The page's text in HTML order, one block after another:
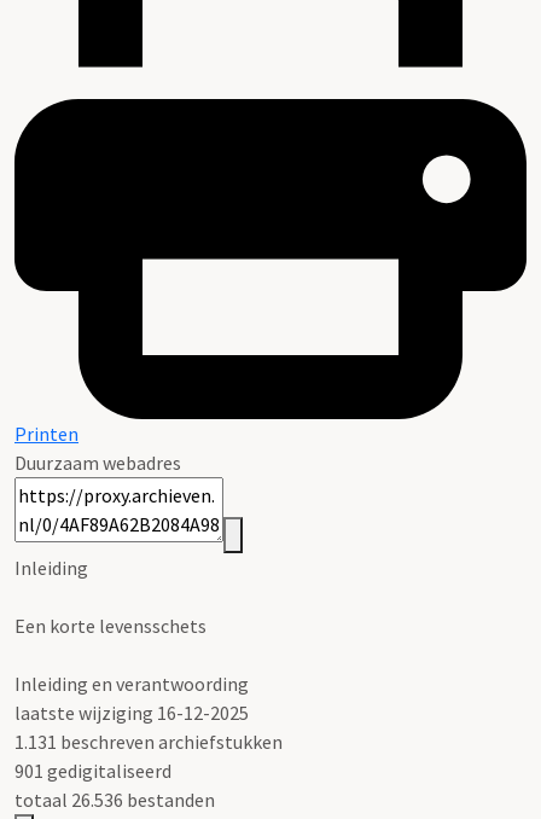
Printen
Duurzaam webadres
Inleiding
Een korte levensschets
Inleiding en verantwoording
laatste wijziging 16-12-2025
1.131 beschreven archiefstukken
901 gedigitaliseerd
totaal 26.536 bestanden